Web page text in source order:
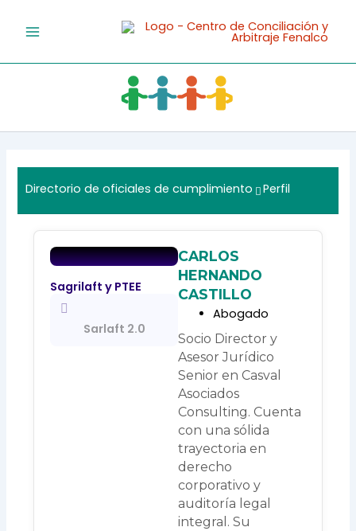
Directorio de oficiales de cumplimiento Perfil
Sagrilaft y PTEE
Sarlaft 2.0
CARLOS
HERNANDO
CASTILLO
Abogado
Socio Director y
Asesor Jurídico
Senior en Casval
Asociados
Consulting. Cuenta
con una sólida
trayectoria en
derecho
corporativo y
auditoría legal
integral. Su